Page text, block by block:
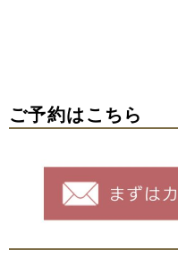
ご予約はこちら